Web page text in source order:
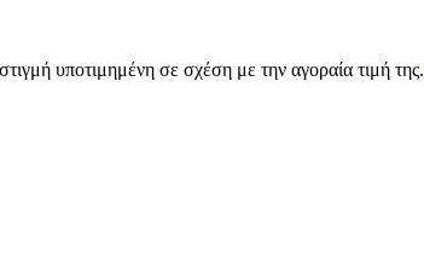
υποτιμημένη σε σχέση με την αγοραία τιμή της.